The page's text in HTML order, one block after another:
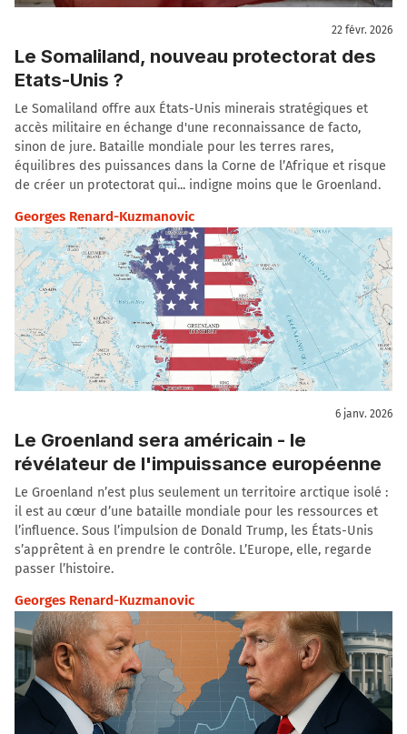
22 févr. 2026
Le Somaliland, nouveau protectorat des
Etats-Unis ?
Le Somaliland offre aux États-Unis minerais stratégiques et
accès militaire en échange d'une reconnaissance de facto,
sinon de jure. Bataille mondiale pour les terres rares,
équilibres des puissances dans la Corne de l’Afrique et risque
de créer un protectorat qui... indigne moins que le Groenland.
Georges Renard-Kuzmanovic
6 janv. 2026
Le Groenland sera américain - le
révélateur de l'impuissance européenne
Le Groenland n’est plus seulement un territoire arctique isolé :
il est au cœur d’une bataille mondiale pour les ressources et
l’influence. Sous l’impulsion de Donald Trump, les États-Unis
s’apprêtent à en prendre le contrôle. L’Europe, elle, regarde
passer l’histoire.
Georges Renard-Kuzmanovic